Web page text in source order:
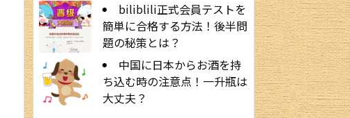
biliblili正式会員テストを
簡単に合格する方法！後半問
題の秘策とは？
中国に日本からお酒を持
ち込む時の注意点！一升瓶は
大丈夫？